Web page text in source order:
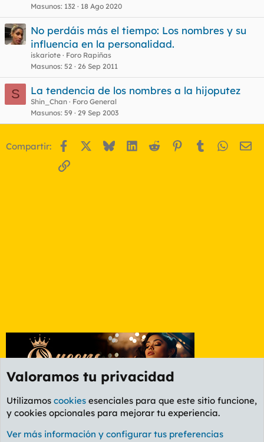
Masunos 132 18 Ago 2020
No perdáis más el tiempo: Los nombres y su
influencia en la personalidad.
iskariote
Foro Rapiñas
Masunos 52 26 Sep 2011
S La tendencia de los nombres a la hijoputez
Shin_Chan
Foro General
Masunos 59 29 Sep 2003
Compartir: Facebook BlueskyLinkedIn
Reddit Pinterest
Tumblr
Enlace
Foro General
Cookies PL OLDSTYLE AMARILLO
Valoramos tu privacidad
Utilizamos cookies esenciales para que este sitio funcione,
y cookies opcionales para mejorar tu experiencia.
Ver más información y configurar tus preferencias